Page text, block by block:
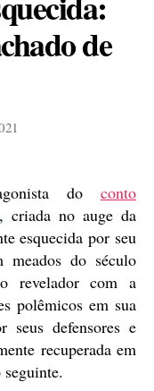
de
do conto
, criada no auge da
esquecida por seu
meados do século
revelador com a
polêmicos em sua
seus defensores e
recuperada em